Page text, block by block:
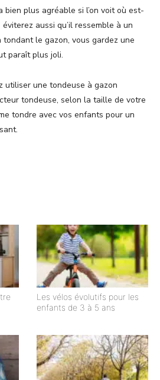
plus agréable si l’on voit où est-
éviterez aussi qu’il ressemble à un
le gazon, vous gardez une
paraît plus joli.
utiliser une tondeuse à gazon
tondeuse, selon la taille de votre
tondre avec vos enfants pour un
Les vélos évolutifs pour les
enfants de 3 à 5 ans